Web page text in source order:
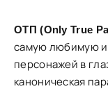
ОТП (Only True
самую любимую
персонажей в
каноническая